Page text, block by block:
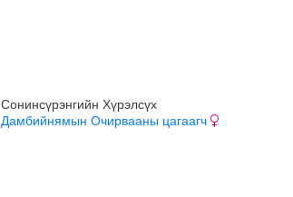
Сонинсүрэнгийн Хүрэлсүх
Дамбийнямын Очирвааны цагаагч